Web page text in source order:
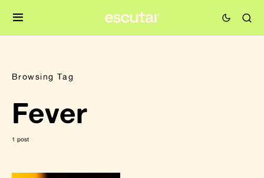
Browsing Tag
Fever
1 post